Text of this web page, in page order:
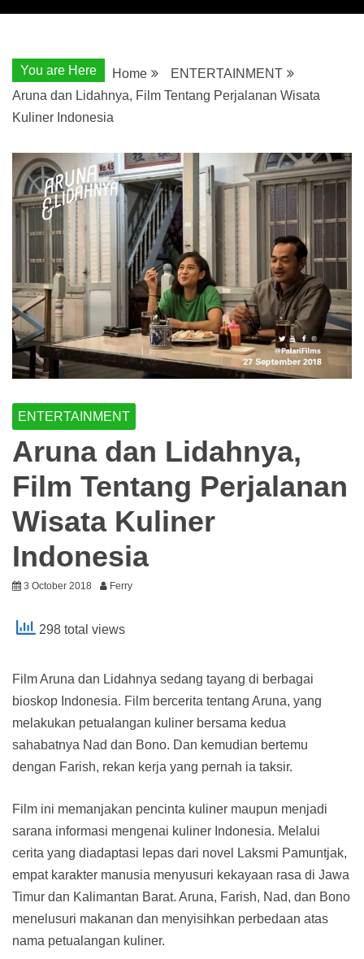
You are Here Home
ENTERTAINMENT
Aruna dan Lidahnya, Film Tentang Perjalanan Wisata
Kuliner Indonesia
ENTERTAINMENT
Aruna dan Lidahnya,
Film Tentang Perjalanan
Wisata Kuliner
Indonesia
3 October 2018 Ferry
298 total views
Film Aruna dan Lidahnya sedang tayang di berbagai
bioskop Indonesia. Film bercerita tentang Aruna, yang
melakukan petualangan kuliner bersama kedua
sahabatnya Nad dan Bono. Dan kemudian bertemu
dengan Farish, rekan kerja yang pernah ia taksir.
Film ini memanjakan pencinta kuliner maupun menjadi
sarana informasi mengenai kuliner Indonesia. Melalui
cerita yang diadaptasi lepas dari novel Laksmi Pamuntjak,
empat karakter manusia menyusuri kekayaan rasa di Jawa
Timur dan Kalimantan Barat. Aruna, Farish, Nad, dan Bono
menelusuri makanan dan menyisihkan perbedaan atas
nama petualangan kuliner.